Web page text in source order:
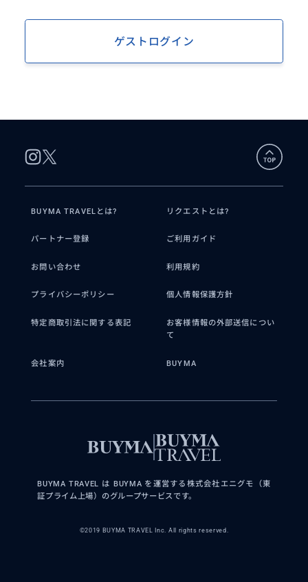
ゲストログイン
BUYMA TRAVELとは? リクエストとは?
パートナー登録 ご利用ガイド
お問い合わせ 利用規約
プライバシーポリシー 個人情報保護方針
特定商取引法に関する表記
お客様情報の外部送信につい
て
会社案内 BUYMA
BUYMA TRAVEL は BUYMA を運営する株式会社エニグモ（東
証プライム上場）のグループサービスです。
©2019 BUYMA TRAVEL Inc. All rights reserved.